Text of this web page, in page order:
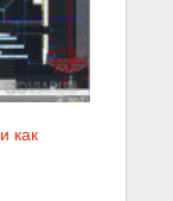
как